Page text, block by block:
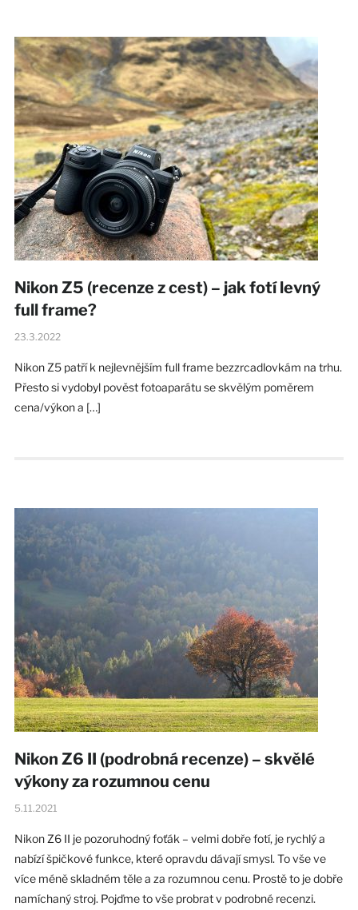
Nikon Z5 (recenze z cest) – jak fotí levný
full frame?
23.3.2022
Nikon Z5 patří k nejlevnějším full frame bezzrcadlovkám na trhu.
Přesto si vydobyl pověst fotoaparátu se skvělým poměrem
cena/výkon a […]
Nikon Z6 II (podrobná recenze) – skvělé
výkony za rozumnou cenu
5.11.2021
Nikon Z6 II je pozoruhodný foťák – velmi dobře fotí, je rychlý a
nabízí špičkové funkce, které opravdu dávají smysl. To vše ve
více méně skladném těle a za rozumnou cenu. Prostě to je dobře
namíchaný stroj. Pojďme to vše probrat v podrobné recenzi.